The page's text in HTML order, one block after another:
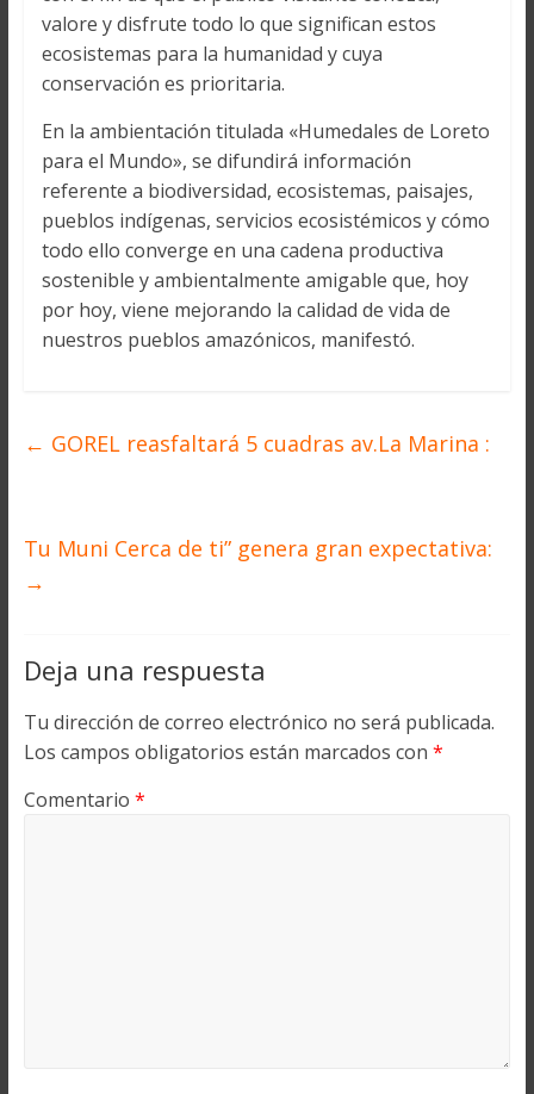
valore y disfrute todo lo que significan estos
ecosistemas para la humanidad y cuya
conservación es prioritaria.
En la ambientación titulada «Humedales de Loreto
para el Mundo», se difundirá información
referente a biodiversidad, ecosistemas, paisajes,
pueblos indígenas, servicios ecosistémicos y cómo
todo ello converge en una cadena productiva
sostenible y ambientalmente amigable que, hoy
por hoy, viene mejorando la calidad de vida de
nuestros pueblos amazónicos, manifestó.
← GOREL reasfaltará 5 cuadras av.La Marina :
Tu Muni Cerca de ti” genera gran expectativa:
→
Deja una respuesta
Tu dirección de correo electrónico no será publicada.
Los campos obligatorios están marcados con *
Comentario *